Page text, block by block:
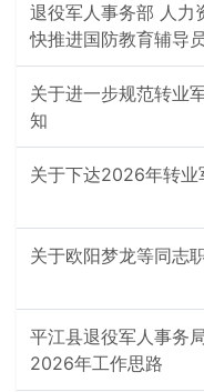
退役军人事务部 人力
快推进国防教育辅导
关于进一步规范转业
知
关于下达2026年转业
关于欧阳梦龙等同志
平江县退役军人事务
2026年工作思路